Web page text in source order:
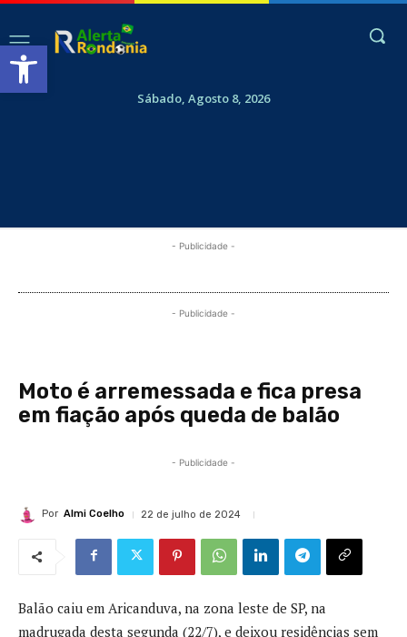
Abrir a barra de ferramentas
Sábado, Agosto 8, 2026
- Publicidade -
- Publicidade -
Moto é arremessada e fica presa
em fiação após queda de balão
- Publicidade -
Por Almi Coelho 22 de julho de 2024
Balão caiu em Aricanduva, na zona leste de SP, na
madrugada desta segunda (22/7), e deixou residências sem